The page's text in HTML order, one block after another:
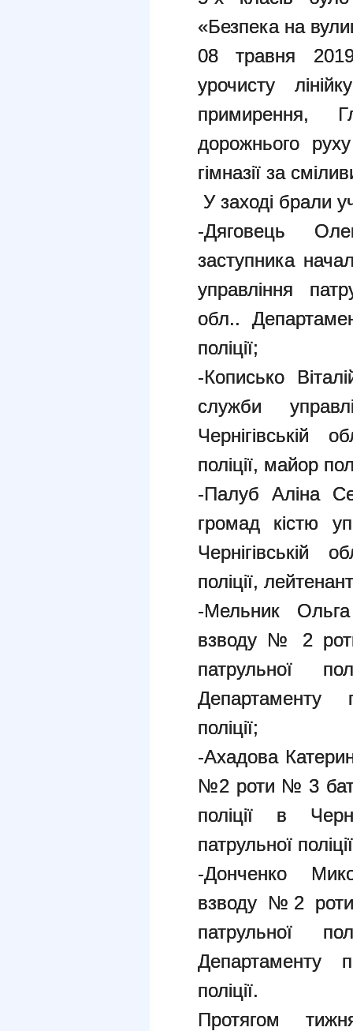
«Безпека на
08 травня
урочисту
примирення,
дорожнього
гімназії за
У заході брали
-Дяговець
заступника
управління
обл..
поліції;
-Кописько
служби
Чернігівській
поліції, майор
-Палуб Аліна
громад кістю
Чернігівській
поліції,
-Мельник
взводу № 2
патрульної
Департаменту
поліції;
-Ахадова
№2 роти № 3
поліції в
патрульної
-Донченко
взводу №2
патрульної
Департаменту
поліції.
Протягом